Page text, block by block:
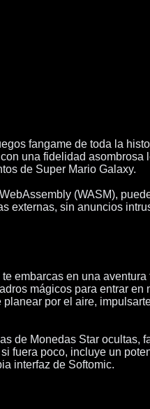
fangame de toda la
una fidelidad
de Super Mario Galaxy.
(WASM),
externas, sin anuncios
embarcas en una
mágicos para entrar
por el aire,
de Monedas Star ocultas,
fuera poco, incluye un
interfaz de Softomic.